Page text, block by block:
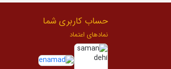
حساب کاربری شما
نمادهای اعتماد